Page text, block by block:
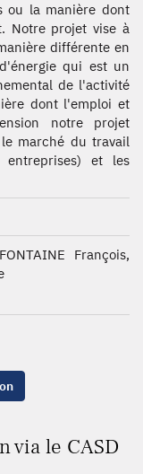
ou la manière dont
Notre projet vise à
différente en
qui est un
de l'activité
dont l'emploi et
notre projet
marché du travail
et les
François,
via le CASD